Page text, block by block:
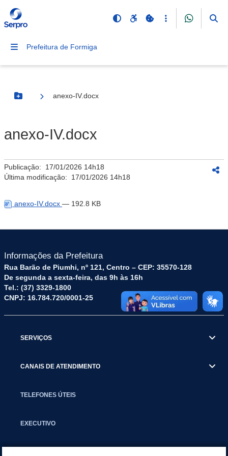
Prefeitura de Formiga
Botão Menu
anexo-IV.docx
anexo-IV.docx
Publicação: 17/01/2026 14h18
Última modificação: 17/01/2026 14h18
anexo-IV.docx — 192.8 KB
Informações da Prefeitura
Rua Barão de Piumhi, nº 121, Centro – CEP: 35570-128
De segunda a sexta-feira, das 9h às 16h
Tel.: (37) 3329-1800
CNPJ: 16.784.720/0001-25
SERVIÇOS
CANAIS DE ATENDIMENTO
TELEFONES ÚTEIS
EXECUTIVO